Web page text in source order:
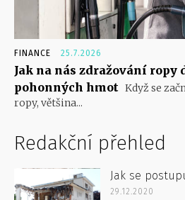
FINANCE 25.7.2026
Jak na nás zdražování ropy
pohonných hmot Když se
ropy, většina...
Redakční přehled
Jak se
29.12.2020